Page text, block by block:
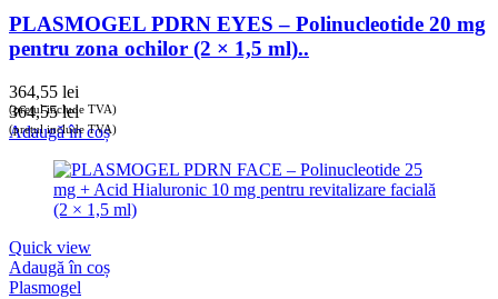
PLASMOGEL PDRN EYES – Polinucleotide 20 mg
pentru zona ochilor (2 × 1,5 ml)..
364,55 lei
(prețul include TVA)
364,55lei
(prețul include TVA)
Adaugă în coș
Quick view
Adaugă în coș
Plasmogel